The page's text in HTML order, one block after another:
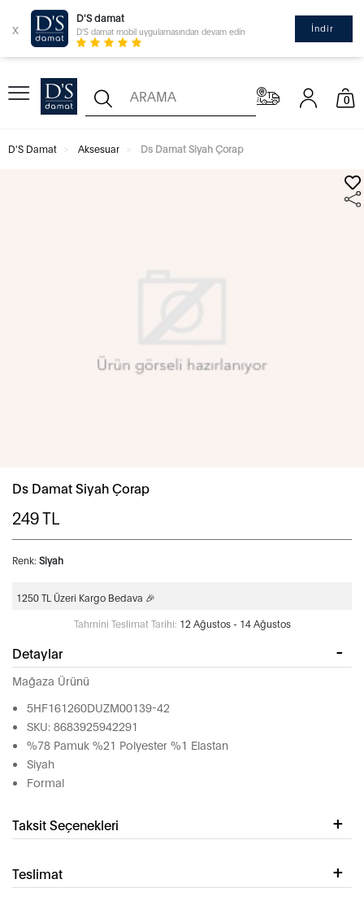
x
D'S damat
D'S damat mobil uygulamasından devam edin İndir
0
D'S Damat Aksesuar Ds Damat Siyah Çorap
Ds Damat Siyah Çorap
249TL
Renk: Siyah
1250 TL Üzeri Kargo Bedava 🎉
Tahmini Teslimat Tarihi: 12 Ağustos - 14 Ağustos
Detaylar
Mağaza Ürünü
5HF161260DUZM00139-42
SKU: 8683925942291
%78 Pamuk %21 Polyester %1 Elastan
Siyah
Formal
Taksit Seçenekleri
Teslimat